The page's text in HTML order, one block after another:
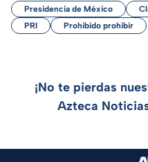
Presidencia de México
PRI
Prohibido prohibir
¡No te pierdas
Azteca